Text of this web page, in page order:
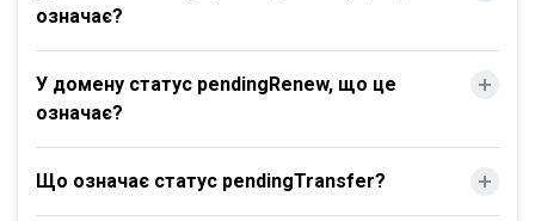
означає?
У домену статус pendingRenew, що це
означає?
Що означає статус pendingTransfer?